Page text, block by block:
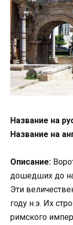
Название на
Название на
Описание:
дошедших до
Эти
году н.э. Их
римского